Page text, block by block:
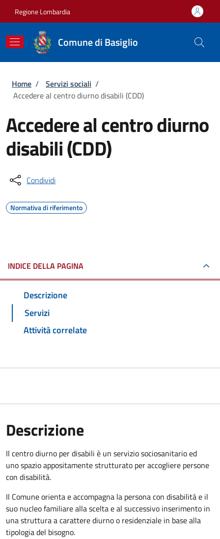
Regione Lombardia
Comune di Basiglio
Briciole di pane
Home / Servizi sociali /
Accedere al centro diurno disabili (CDD)
Accedere al centro diurno
disabili (CDD)
Condividi
Normativa di riferimento
INDICE DELLA PAGINA
Descrizione
Servizi
Attività correlate
Descrizione
Il centro diurno per disabili è un servizio sociosanitario ed
uno spazio appositamente strutturato per accogliere persone
con disabilità.
Il Comune orienta e accompagna la persona con disabilità e il
suo nucleo familiare alla scelta e al successivo inserimento in
una struttura a carattere diurno o residenziale in base alla
tipologia del bisogno.